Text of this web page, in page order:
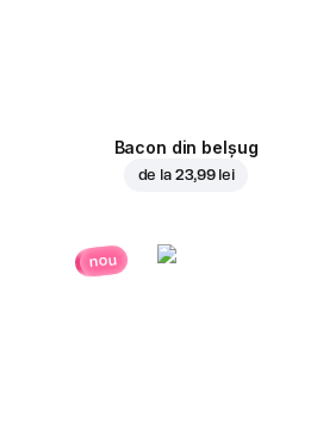
Bacon din belșug
de la 23,99 lei
nou